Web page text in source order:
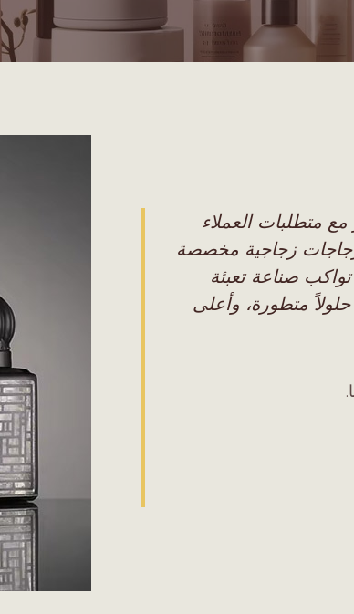
متطلبات العملاء
زجاجية مخصصة
صناعة تعبئة
متطورة، وأعلى